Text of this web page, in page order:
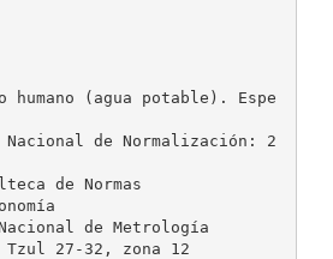
humano (agua potable). Espe
Nacional de Normalización: 2
de Normas
de Metrología
Tzul 27-32, zona 12